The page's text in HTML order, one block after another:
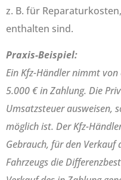
z. B. für
enthalten sind.
Praxis-Beispiel:
Ein Kfz-Händler nimmt
5.000 € in Zahlung. Die
Umsatzsteuer ausweisen,
möglich ist. Der Kfz-
Gebrauch, für den Verkauf
Fahrzeugs die